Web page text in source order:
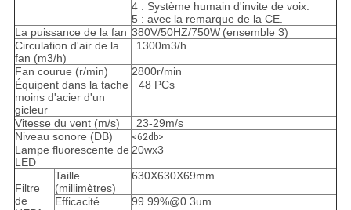
4 : Système humain d'invite de voix.
5 : avec la remarque de la CE.
La puissance de la fan 380V/50HZ/750W (ensemble 3)
Circulation d'air de la
fan (m3/h)
1300m3/h
Fan courue (r/min)
2800r/min
Équipent dans la tache
moins d'acier d'un
gicleur
48 PCs
Vitesse du vent (m/s)
23-29m/s
Niveau sonore (DB)
<62db>
Lampe fluorescente de
LED
20wx3
Filtre
de
Taille
(millimètres)
630X630X69mm
Efficacité
99.99%@0.3um